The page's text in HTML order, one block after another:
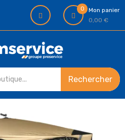
0
Mon panier
0,00 €
Rechercher